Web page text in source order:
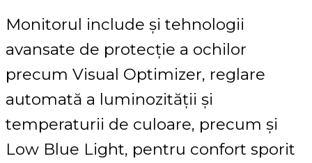
Monitorul include și tehnologii
avansate de protecție a ochilor
precum Visual Optimizer, reglare
automată a luminozității și
temperaturii de culoare, precum și
Low Blue Light, pentru confort sporit